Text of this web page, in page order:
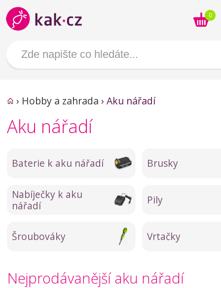
0
› Hobby a zahrada › Aku nářadí
Aku nářadí
Baterie k aku nářadí Brusky
Nabíječky k aku
nářadí
Pily
Šroubováky Vrtačky
Nejprodávanější aku nářadí